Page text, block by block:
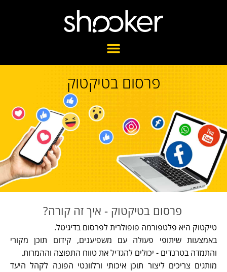
פרסום בטיקטוק
פרסום בטיקטוק - איך זה קורה?
טיקטוק היא פלטפורמה פופולרית לפרסום בדיגיטל.
באמצעות שיתופי פעולה עם משפיענים, קידום תוכן מקורי
והתמדה בטרנדים - יכולים להגדיל את טווח התפוצה וההמרות.
מותגים צריכים ליצור תוכן איכותי ורלוונטי הפונה לקהל היעד